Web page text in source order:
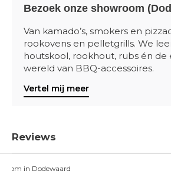
Bezoek onze showroom
Van kamado’s, smokers en
rookovens en pelletgrills. We
houtskool, rookhout, rubs én de
wereld van BBQ-accessoires.
Vertel mij meer
Reviews
in Dodewaard